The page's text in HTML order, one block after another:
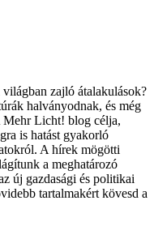
zajló átalakulások?
halványodnak, és még
Mehr Licht! blog célja,
is hatást gyakorló
A hírek mögötti
a meghatározó
új gazdasági és politikai
tartalmakért kövesd a